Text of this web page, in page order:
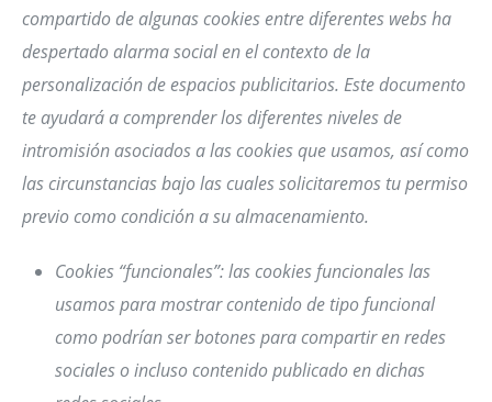
compartido de algunas cookies entre diferentes webs ha
despertado alarma social en el contexto de la
personalización de espacios publicitarios. Este documento
te ayudará a comprender los diferentes niveles de
intromisión asociados a las cookies que usamos, así como
las circunstancias bajo las cuales solicitaremos tu permiso
previo como condición a su almacenamiento.
Cookies “funcionales”: las cookies funcionales las
usamos para mostrar contenido de tipo funcional
como podrían ser botones para compartir en redes
sociales o incluso contenido publicado en dichas